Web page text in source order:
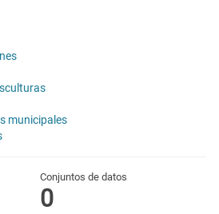
municipales
Conjuntos de datos
0